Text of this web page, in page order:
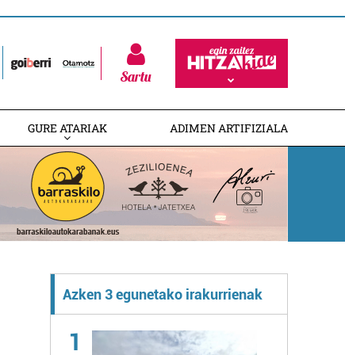
Sartu
GURE ATARIAK ADIMEN ARTIFIZIALA
Azken 3 egunetako irakurrienak
1